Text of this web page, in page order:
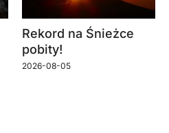
Rekord na Śnieżce
pobity!
2026-08-05